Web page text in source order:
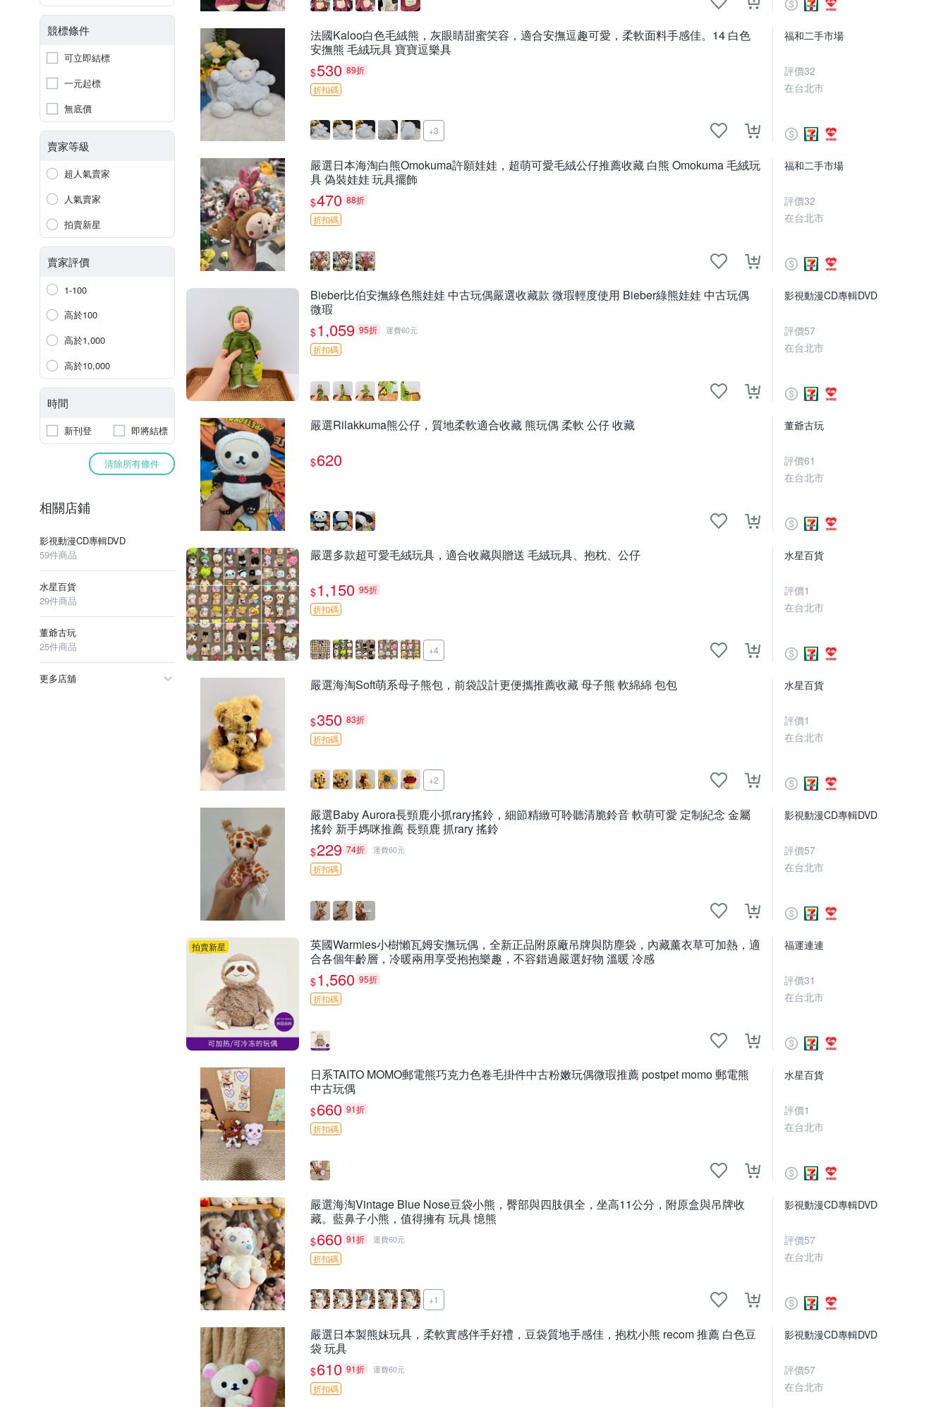
競標條件
可立即結標
一元起標
無底價
賣家等級
超人氣賣家
人氣賣家
拍賣新星
賣家評價
1-100
高於100
高於1,000
高於10,000
時間
新刊登 即將結標
清除所有條件
相關店鋪
影視動漫CD專輯DVD
59件商品
水星百貨
29件商品
董爺古玩
25件商品
更多店舖
法國Kaloo白色毛絨熊，灰眼睛甜蜜笑容，適合安撫逗趣可愛，柔軟面料手感佳。14 白色
安撫熊 毛絨玩具 寶寶逗樂具
$530 89折
折扣碼
+3
福和二手市場
評價32
在台北市
嚴選日本海淘白熊Omokuma許願娃娃，超萌可愛毛絨公仔推薦收藏 白熊 Omokuma 毛絨玩
具 偽裝娃娃 玩具擺飾
$470 88折
折扣碼
福和二手市場
評價32
在台北市
Bieber比伯安撫綠色熊娃娃 中古玩偶嚴選收藏款 微瑕輕度使用 Bieber綠熊娃娃 中古玩偶
微瑕
$1,059 95折 運費60元
折扣碼
影視動漫CD專輯DVD
評價57
在台北市
嚴選Rilakkuma熊公仔，質地柔軟適合收藏 熊玩偶 柔軟 公仔 收藏
$620
董爺古玩
評價61
在台北市
嚴選多款超可愛毛絨玩具，適合收藏與贈送 毛絨玩具、抱枕、公仔
$1,150 95折
折扣碼
+4
水星百貨
評價1
在台北市
嚴選海淘Soft萌系母子熊包，前袋設計更便攜推薦收藏 母子熊 軟綿綿 包包
$350 83折
折扣碼
+2
水星百貨
評價1
在台北市
嚴選Baby Aurora長頸鹿小抓rary搖鈴，細節精緻可聆聽清脆鈴音 軟萌可愛 定制紀念 金屬
搖鈴 新手媽咪推薦 長頸鹿 抓rary 搖鈴
$229 74折 運費60元
折扣碼
影視動漫CD專輯DVD
評價57
在台北市
拍賣新星
英國Warmies小樹懶瓦姆安撫玩偶，全新正品附原廠吊牌與防塵袋，內藏薰衣草可加熱，適
合各個年齡層，冷暖兩用享受抱抱樂趣，不容錯過嚴選好物 溫暖 冷感
$1,560 95折
折扣碼
福運連連
評價31
在台北市
日系TAITO MOMO郵電熊巧克力色卷毛掛件中古粉嫩玩偶微瑕推薦 postpet momo 郵電熊
中古玩偶
$660 91折
折扣碼
水星百貨
評價1
在台北市
嚴選海淘Vintage Blue Nose豆袋小熊，臀部與四肢俱全，坐高11公分，附原盒與吊牌收
藏。藍鼻子小熊，值得擁有 玩具 憶熊
$660 91折 運費60元
折扣碼
+1
影視動漫CD專輯DVD
評價57
在台北市
嚴選日本製熊妹玩具，柔軟實感伴手好禮，豆袋質地手感佳，抱枕小熊 recom 推薦 白色豆
袋 玩具
$610 91折 運費60元
折扣碼
影視動漫CD專輯DVD
評價57
在台北市